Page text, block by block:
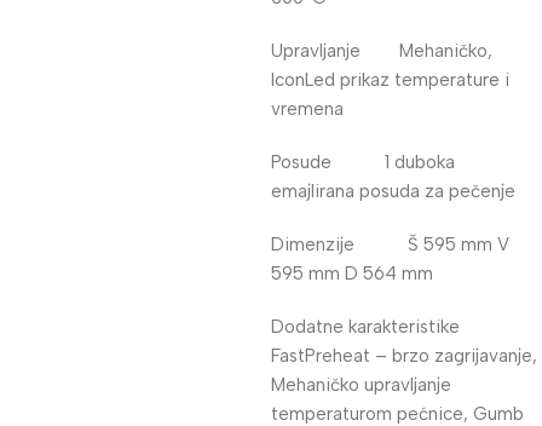
Upravljanje Mehaničko,
IconLed prikaz temperature i
vremena
Posude 1 duboka
emajlirana posuda za pečenje
Dimenzije Š 595 mm V
595 mm D 564 mm
Dodatne karakteristike
FastPreheat – brzo zagrijavanje,
Mehaničko upravljanje
temperaturom pećnice, Gumb